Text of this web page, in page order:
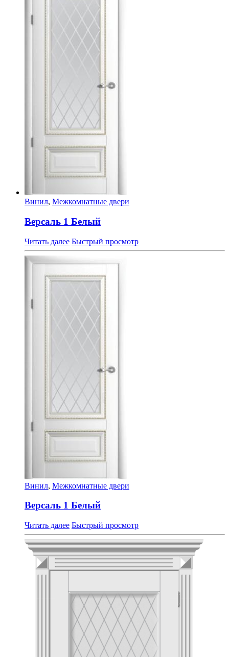
Винил, Межкомнатные двери
Версаль 1 Белый
Читать далее Быстрый просмотр
Винил, Межкомнатные двери
Версаль 1 Белый
Читать далее Быстрый просмотр